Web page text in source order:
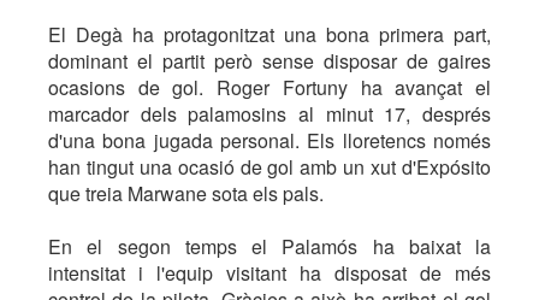
El Degà ha protagonitzat una bona primera part,
dominant el partit però sense disposar de gaires
ocasions de gol. Roger Fortuny ha avançat el
marcador dels palamosins al minut 17, després
d'una bona jugada personal. Els lloretencs només
han tingut una ocasió de gol amb un xut d'Expósito
que treia Marwane sota els pals.
En el segon temps el Palamós ha baixat la
intensitat i l'equip visitant ha disposat de més